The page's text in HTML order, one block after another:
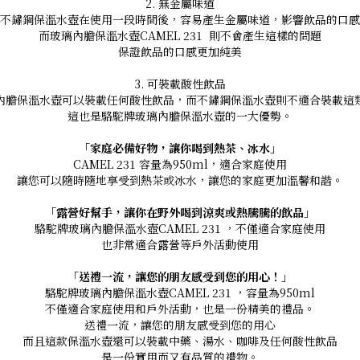
2. 無金屬味道
不鏽鋼保溫水壺在使用一段時間後，容易產生金屬味道，影響飲品的口感
而玻璃內膽保溫水壺CAMEL 231 則不會產生這樣的問題
保證飲品的口感更加純美
3. 可裝載酸性飲品
膽保溫水壺可以裝載任何酸性飲品，而不鏽鋼保溫水壺則不適合裝載這
這也是駱駝牌玻璃內膽保溫水壺的一大優勢。
「家庭必備好物，讓你喝到熱茶、冰水」
CAMEL 231 容量為950ml，適合家庭使用
讓您可以隨時隨地享受到熱茶或冰水，讓您的家庭更加溫馨和諧。
「露營好幫手，讓你在野外喝到涼爽或熱騰騰的飲品」
駱駝牌玻璃內膽保溫水壺CAMEL 231 ，不僅適合家庭使用
也非常適合露營等戶外活動使用
「送禮一流，讓您的朋友感受到您的用心！」
駱駝牌玻璃內膽保溫水壺CAMEL 231 ，容量為950ml
不僅適合家庭使用和戶外活動，也是一份精美的禮品。
送禮一流，讓您的朋友感受到您的用心
而且這款保溫水壺還可以裝載中藥、湯水、咖啡及任何酸性飲品